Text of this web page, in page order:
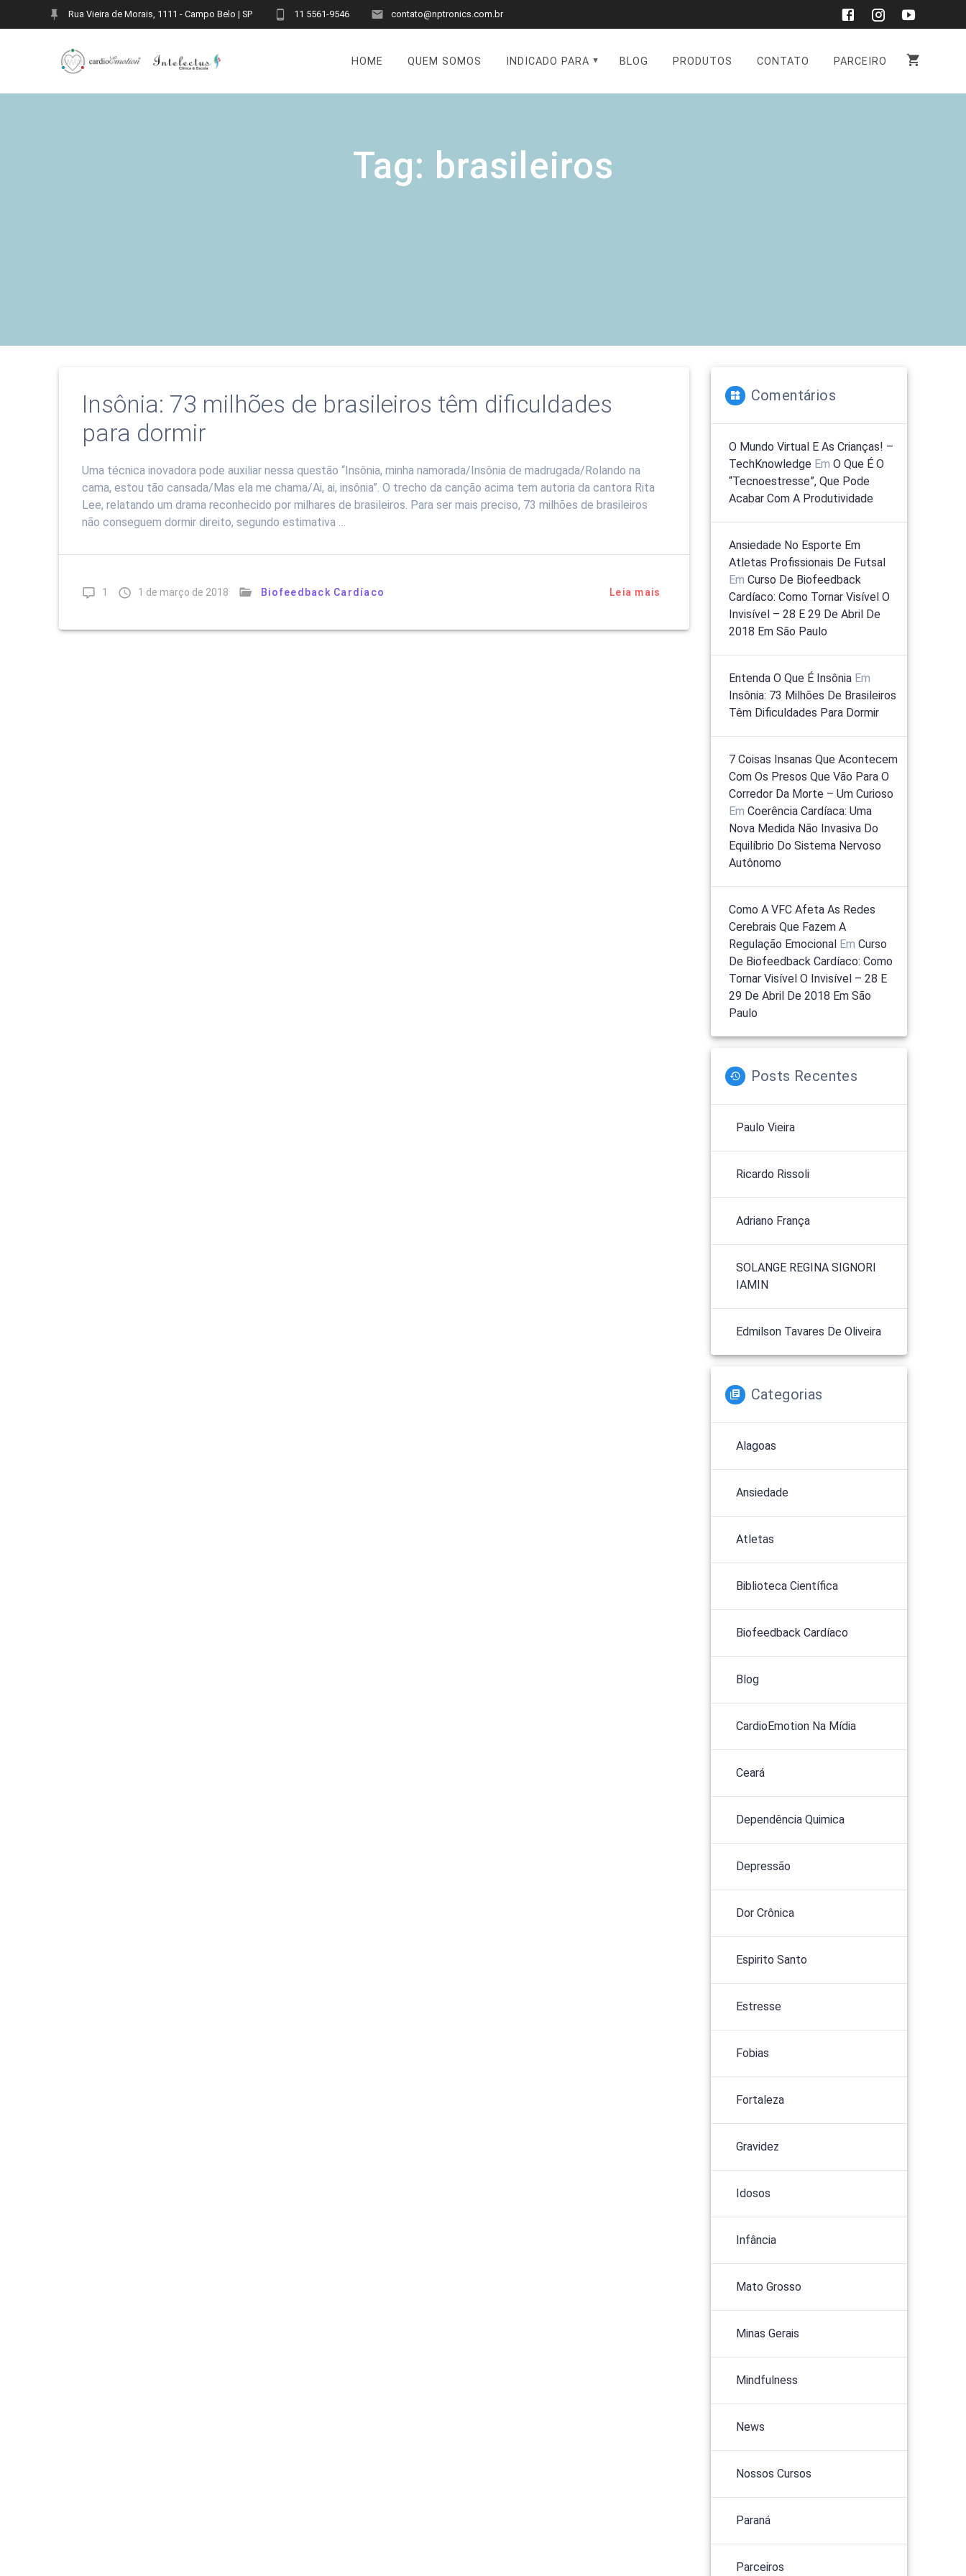
Rua Vieira de Morais, 1111 - Campo Belo | SP 11 5561-9546 contato@nptronics.com.br
HOME QUEM SOMOS INDICADO PARA BLOG PRODUTOS CONTATO PARCEIRO
Tag: brasileiros
Insônia: 73 milhões de brasileiros têm dificuldades
para dormir
Uma técnica inovadora pode auxiliar nessa questão “Insônia, minha namorada/Insônia de madrugada/Rolando na
cama, estou tão cansada/Mas ela me chama/Ai, ai, insônia”. O trecho da canção acima tem autoria da cantora Rita
Lee, relatando um drama reconhecido por milhares de brasileiros. Para ser mais preciso, 73 milhões de brasileiros
não conseguem dormir direito, segundo estimativa …
1 1 de março de 2018 Biofeedback Cardíaco Leia mais
Comentários
O Mundo Virtual E As Crianças! –
TechKnowledge EmO Que É O
“tecnoestresse”, Que Pode
Acabar Com A Produtividade
Ansiedade No Esporte Em
Atletas Profissionais De Futsal
EmCurso De Biofeedback
Cardíaco: Como Tornar Visível O
Invisível – 28 E 29 De Abril De
2018 Em São Paulo
Entenda O Que É Insônia Em
Insônia: 73 Milhões De Brasileiros
Têm Dificuldades Para Dormir
7 Coisas Insanas Que Acontecem
Com Os Presos Que Vão Para O
Corredor Da Morte – Um Curioso
EmCoerência Cardíaca: Uma
Nova Medida Não Invasiva Do
Equilíbrio Do Sistema Nervoso
Autônomo
Como A VFC Afeta As Redes
Cerebrais Que Fazem A
Regulação Emocional EmCurso
De Biofeedback Cardíaco: Como
Tornar Visível O Invisível – 28 E
29 De Abril De 2018 Em São
Paulo
Posts Recentes
Paulo Vieira
Ricardo Rissoli
Adriano França
SOLANGE REGINA SIGNORI
IAMIN
Edmilson Tavares De Oliveira
Categorias
Alagoas
Ansiedade
Atletas
Biblioteca Científica
Biofeedback Cardíaco
Blog
CardioEmotion Na Mídia
Ceará
Dependência Quimica
Depressão
Dor Crônica
Espirito Santo
Estresse
Fobias
Fortaleza
Gravidez
Idosos
Infância
Mato Grosso
Minas Gerais
Mindfulness
News
Nossos Cursos
Paraná
Parceiros